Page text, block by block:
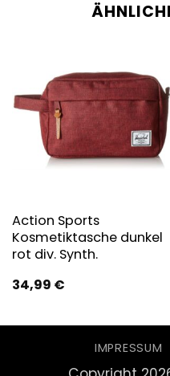
Action Sports
Kosmetiktasche dunkel
rot div. Synth.
34,99 €
IMPRESSUM